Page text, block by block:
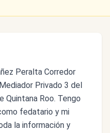
Peralta Corredor
Privado 3 del
Quintana Roo. Tengo
fedatario y mi
la información y